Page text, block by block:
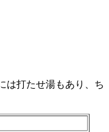
は打たせ湯もあり、ち